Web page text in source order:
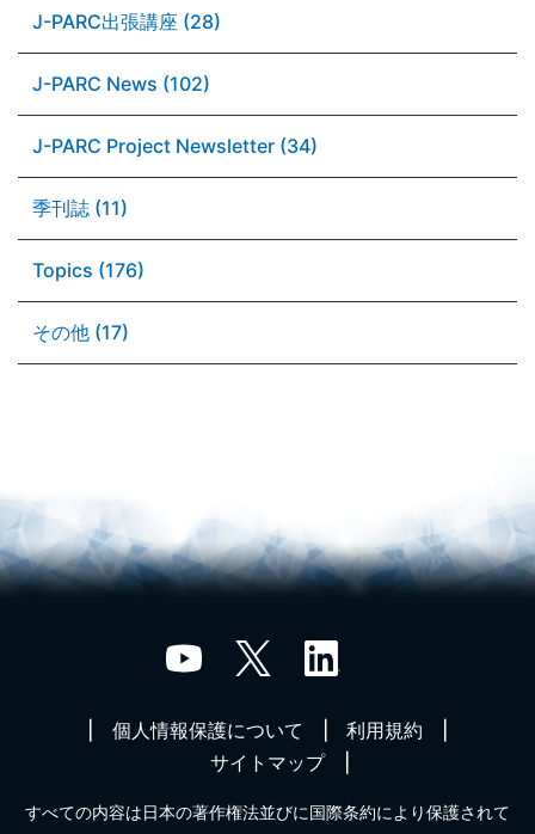
J-PARC出張講座 (28)
J-PARC News (102)
J-PARC Project Newsletter (34)
季刊誌 (11)
Topics (176)
その他 (17)
個人情報保護について
利用規約
サイトマップ
すべての内容は日本の著作権法並びに国際条約により保護されて